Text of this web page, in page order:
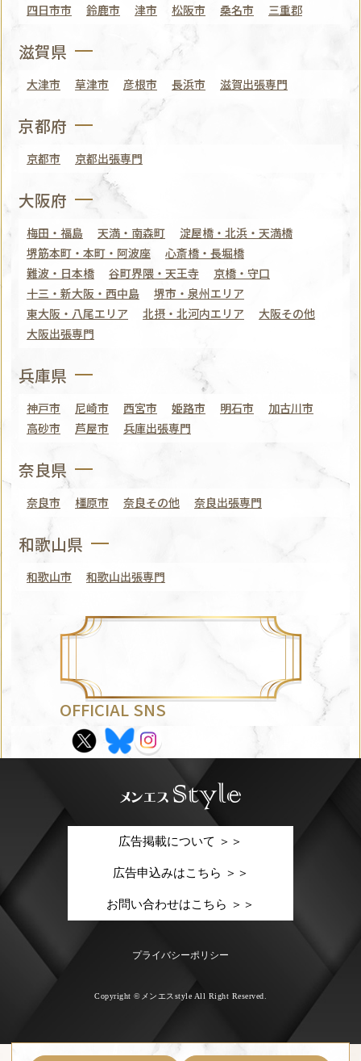
四日市市 鈴鹿市 津市 松阪市 桑名市 三重郡
滋賀県
大津市 草津市 彦根市 長浜市 滋賀出張専門
京都府
京都市 京都出張専門
大阪府
梅田・福島 天満・南森町
淀屋橋・北浜・天満橋
堺筋本町・本町・阿波座
心斎橋・長堀橋
難波・日本橋
谷町界隈・天王寺
京橋・守口
十三・新大阪・西中島
堺市・泉州エリア
東大阪・八尾エリア
北摂・北河内エリア
大阪その他
大阪出張専門
兵庫県
神戸市 尼崎市 西宮市 姫路市 明石市
加古川市
高砂市
芦屋市 兵庫出張専門
奈良県
奈良市 橿原市 奈良その他 奈良出張専門
和歌山県
和歌山市 和歌山出張専門
OFFICIAL SNS
広告掲載について ＞＞
広告申込みはこちら ＞＞
お問い合わせはこちら ＞＞
プライバシーポリシー
Copyright ©メンエスstyle All Right Reserved.